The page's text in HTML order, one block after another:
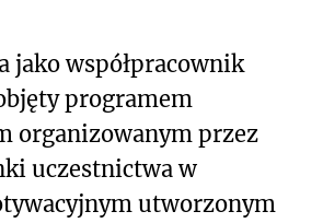
jako współpracownik
programem
organizowanym przez
uczestnictwa w
utworzonym